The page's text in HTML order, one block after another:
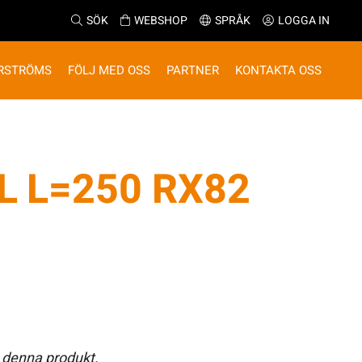
SÖK WEBSHOP SPRÅK LOGGA IN
FÖLJ MED OSS PARTNER KONTAKTA OSS
L=250 RX82